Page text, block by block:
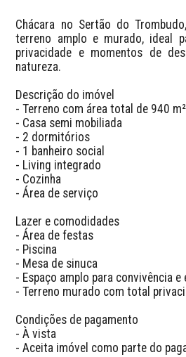
Chácara no Sertão do
terreno amplo e murado, ideal
privacidade e momentos de
natureza.
Descrição do imóvel
- Terreno com área total de 940
- Casa semi mobiliada
- 2 dormitórios
- 1 banheiro social
- Living integrado
- Cozinha
- Área de serviço
Lazer e comodidades
- Área de festas
- Piscina
- Mesa de sinuca
- Espaço amplo para convivência e
- Terreno murado com total
Condições de pagamento
- À vista
- Aceita imóvel como parte do